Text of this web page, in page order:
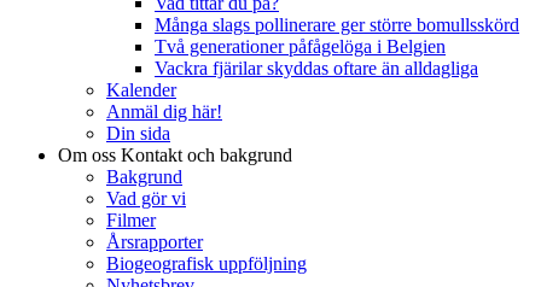
Många slags pollinerare ger större bomullsskörd
Två generationer påfågelöga i Belgien
Vackra fjärilar skyddas oftare än alldagliga
Kalender
Anmäl dig här!
Din sida
Om oss Kontakt och bakgrund
Bakgrund
Vad gör vi
Filmer
Årsrapporter
Biogeografisk uppföljning